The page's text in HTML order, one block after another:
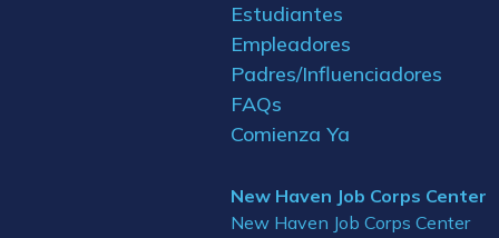
Estudiantes
Empleadores
Padres/Influenciadores
FAQs
Comienza Ya
New Haven Job Corps Center
New Haven Job Corps Center